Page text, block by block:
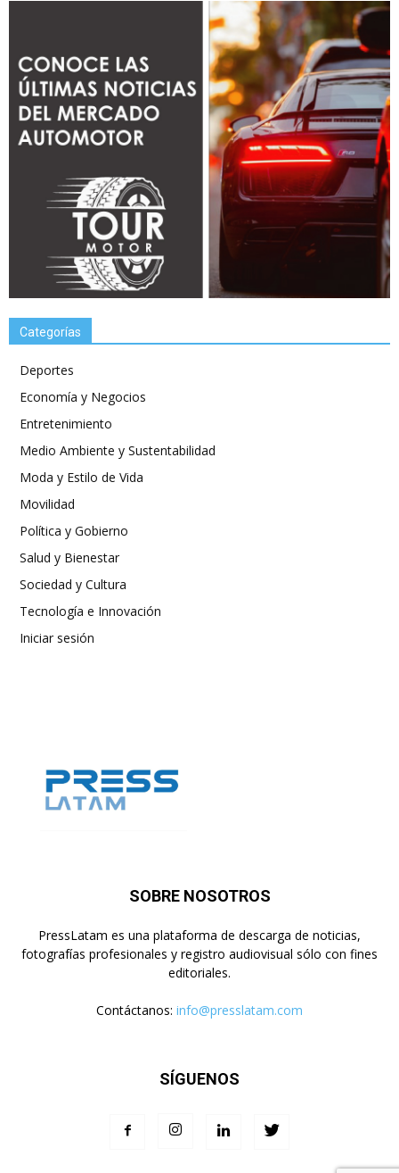
Categorías
Deportes
Economía y Negocios
Entretenimiento
Medio Ambiente y Sustentabilidad
Moda y Estilo de Vida
Movilidad
Política y Gobierno
Salud y Bienestar
Sociedad y Cultura
Tecnología e Innovación
Iniciar sesión
SOBRE NOSOTROS
PressLatam es una plataforma de descarga de noticias,
fotografías profesionales y registro audiovisual sólo con fines
editoriales.
Contáctanos: info@presslatam.com
SÍGUENOS